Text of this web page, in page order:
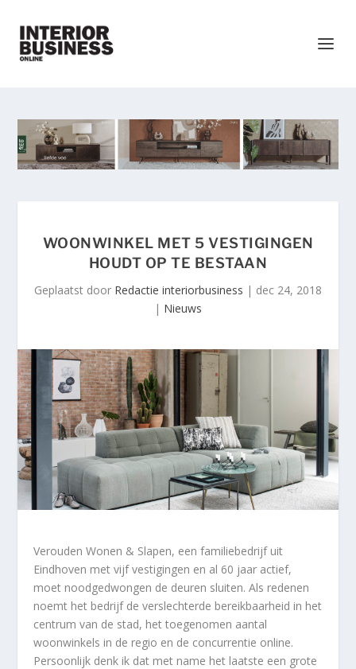
WOONWINKEL MET 5 VESTIGINGEN
HOUDT OP TE BESTAAN
Geplaatst door Redactie interiorbusiness | dec 24, 2018
| Nieuws
Verouden Wonen & Slapen, een familiebedrijf uit
Eindhoven met vijf vestigingen en al 60 jaar actief,
moet noodgedwongen de deuren sluiten. Als redenen
noemt het bedrijf de verslechterde bereikbaarheid in het
centrum van de stad, het toegenomen aantal
woonwinkels in de regio en de concurrentie online.
Persoonlijk denk ik dat met name het laatste een grote